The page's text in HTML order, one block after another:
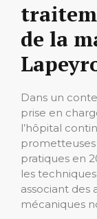
de la
Dans un
prise en
l’hôpital
pratiques en
les
associant des
mécaniques